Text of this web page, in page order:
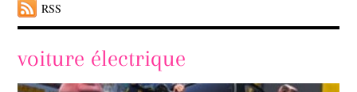
RSS
voiture électrique